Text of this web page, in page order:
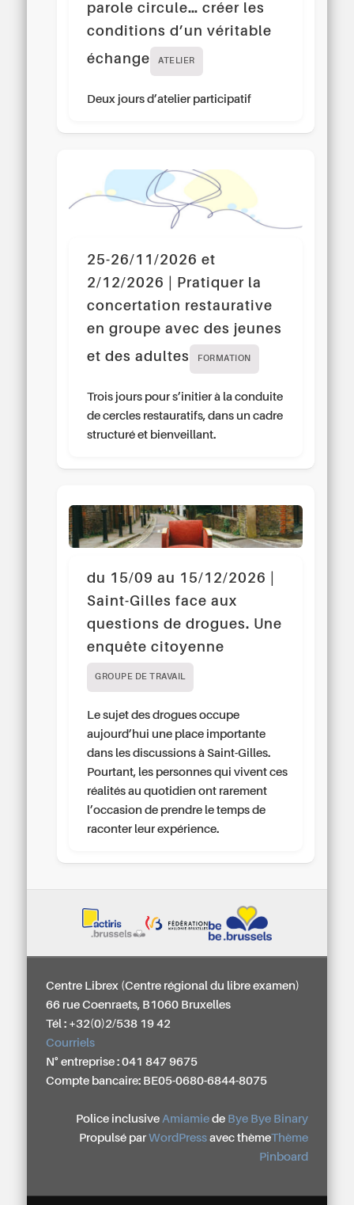
parole circule… créer les
conditions d’un véritable
échange
ATELIER
Deux jours d’atelier participatif
25-26/11/2026 et
2/12/2026 | Pratiquer la
concertation restaurative
en groupe avec des jeunes
et des adultes
FORMATION
Trois jours pour s’initier à la conduite
de cercles restauratifs, dans un cadre
structuré et bienveillant.
du 15/09 au 15/12/2026 |
Saint-Gilles face aux
questions de drogues. Une
enquête citoyenne
GROUPE DE TRAVAIL
Le sujet des drogues occupe
aujourd’hui une place importante
dans les discussions à Saint-Gilles.
Pourtant, les personnes qui vivent ces
réalités au quotidien ont rarement
l’occasion de prendre le temps de
raconter leur expérience.
Centre Librex (Centre régional du libre examen)
66 rue Coenraets, B1060 Bruxelles
Tél : +32(0)2/538 19 42
Courriels
N° entreprise : 041 847 9675
Compte bancaire: BE05-0680-6844-8075
Police inclusive Amiamiede Bye Bye Binary
Propulsé par WordPressavec thèmeThème
Pinboard